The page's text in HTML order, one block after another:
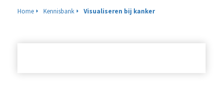
Home Kennisbank Visualiseren bij kanker